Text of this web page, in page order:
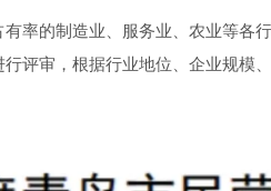
率的制造业、服务业、农业等各
评审，根据行业地位、企业规模